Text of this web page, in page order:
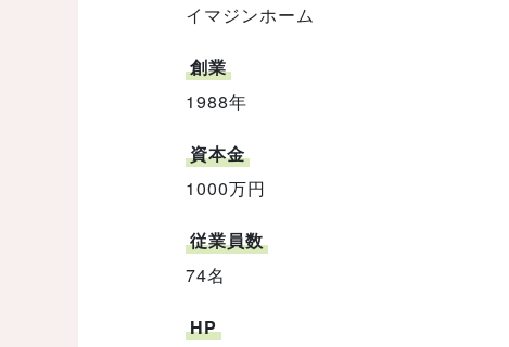
イマジンホーム
創業
1988年
資本金
1000万円
従業員数
74名
HP